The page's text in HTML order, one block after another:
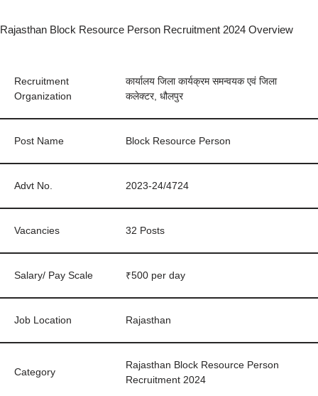
Rajasthan Block Resource Person Recruitment 2024 Overview
Recruitment
Organization
कार्यालय जिला कार्यक्रम समन्वयक एवं जिला
कलेक्टर, धौलपुर
Post Name Block Resource Person
Advt No. 2023-24/4724
Vacancies 32 Posts
Salary/ Pay Scale ₹500 per day
Job Location Rajasthan
Category
Rajasthan Block Resource Person
Recruitment 2024